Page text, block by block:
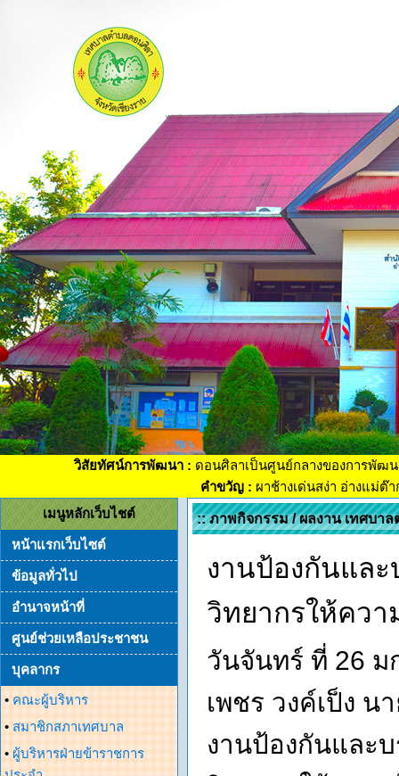
วิสัยทัศน์การพัฒนา : ดอนศิลาเป็นศูนย์กลางของการพัฒ
คำขวัญ : ผาช้างเด่นสง่า อ่างแม่ต๊
เมนูหลักเว็บไชต์
หน้าแรกเว็บไซต์
ข้อมูลทั่วไป
อำนาจหน้าที่
ศูนย์ช่วยเหลือประชาชน
บุคลากร
• คณะผู้บริหาร
• สมาชิกสภาเทศบาล
• ผู้บริหารฝ่ายข้าราชการ
:: ภาพกิจกรรม / ผลงาน เทศบา
งานป้องกันแล
วิทยากรให้ควา
วันจันทร์ ที่ 26 ม
เพชร วงค์เป็ง
งานป้องกันและ